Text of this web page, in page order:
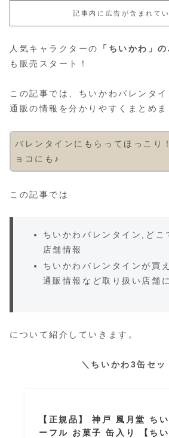
記事内に広告が含まれてい
人気キャラクターの
「ちいかわ」
も販売スタート！
この記事では、ちいかわバレンタ
通販の情報を分かりやすくまとめま
バレンタインにもらってほっこり
ョコにも♪
この記事では
ちいかわバレンタイン,どこ
店舗情報
ちいかわバレンタインが買
通販情報など取り扱い店舗
について紹介していきます。
＼ちいかわ3缶セッ
【正規品】 神戸 風月堂 ち
ーフル お菓子 缶入り 【ち